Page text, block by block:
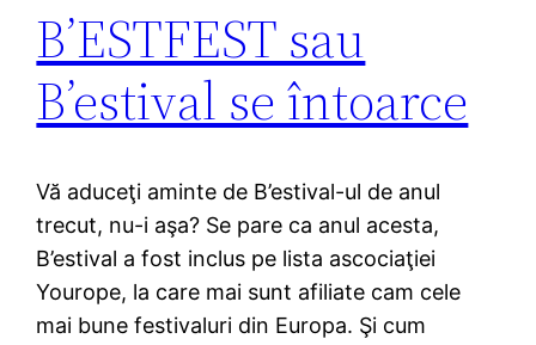
B’ESTFEST sau
B’estival se întoarce
Vă aduceţi aminte de B’estival-ul de anul
trecut, nu-i aşa? Se pare ca anul acesta,
B’estival a fost inclus pe lista ascociaţiei
Yourope, la care mai sunt afiliate cam cele
mai bune festivaluri din Europa. Şi cum